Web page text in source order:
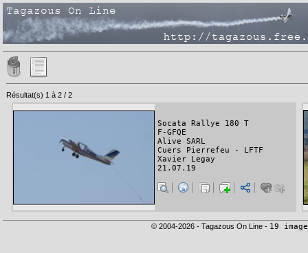
Résultat(s) 1 à 2 / 2
Socata Rallye 180 T
F-GFQE
Alive SARL
Cuers Pierrefeu - LFTF
Xavier Legay
21.07.19
© 2004-2026 - Tagazous On Line - 19